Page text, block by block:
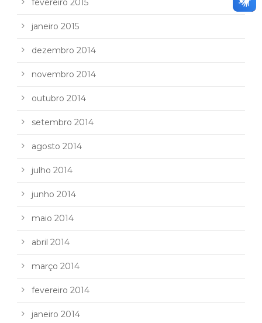
fevereiro 2015
janeiro 2015
dezembro 2014
novembro 2014
outubro 2014
setembro 2014
agosto 2014
julho 2014
junho 2014
maio 2014
abril 2014
março 2014
fevereiro 2014
janeiro 2014